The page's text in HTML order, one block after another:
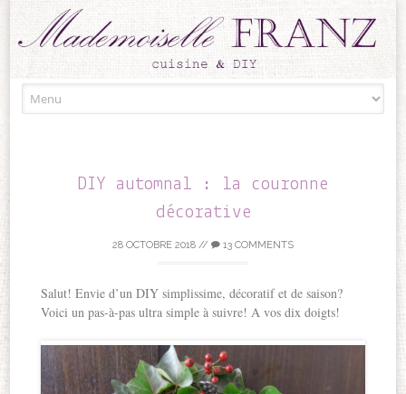
DIY automnal : la couronne
décorative
28 OCTOBRE 2018 // 13 COMMENTS
Salut! Envie d’un DIY simplissime, décoratif et de saison?
Voici un pas-à-pas ultra simple à suivre! A vos dix doigts!